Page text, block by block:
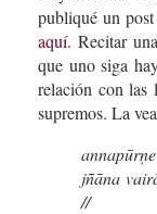
publiqué un
aquí. Recitar
que uno siga
relación con las
supremos. La
jñāna
//